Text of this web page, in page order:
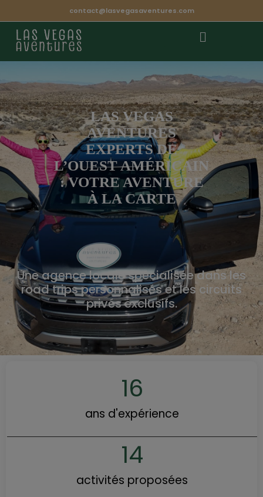
contact@lasvegasaventures.com
LAS VEGAS
AVENTURES
EXPERTS DE
L’OUEST AMÉRICAIN
: VOTRE AVENTURE
À LA CARTE
Une agence locale spécialisée dans les
road trips personnalisés et les circuits
privés exclusifs.
ans d'expérience
16
activités proposées
14